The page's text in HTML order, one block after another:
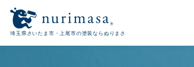
埼玉県さいたま市・上尾市の塗装ならぬりまさ